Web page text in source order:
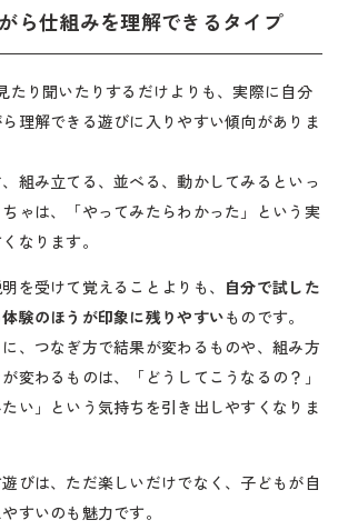
ら仕組みを理解できるタイプ
たり聞いたりするだけよりも、実際に自分
理解できる遊びに入りやすい傾向がありま
組み立てる、並べる、動かしてみるといっ
ゃは、「やってみたらわかった」という実
なります。
を受けて覚えることよりも、 自分で試した
験のほうが印象に残りやすいものです。
、つなぎ方で結果が変わるものや、組み方
変わるものは、「どうしてこうなるの？」
たい」という気持ちを引き出しやすくなりま
びは、ただ楽しいだけでなく、子どもが自
すいのも魅力です。